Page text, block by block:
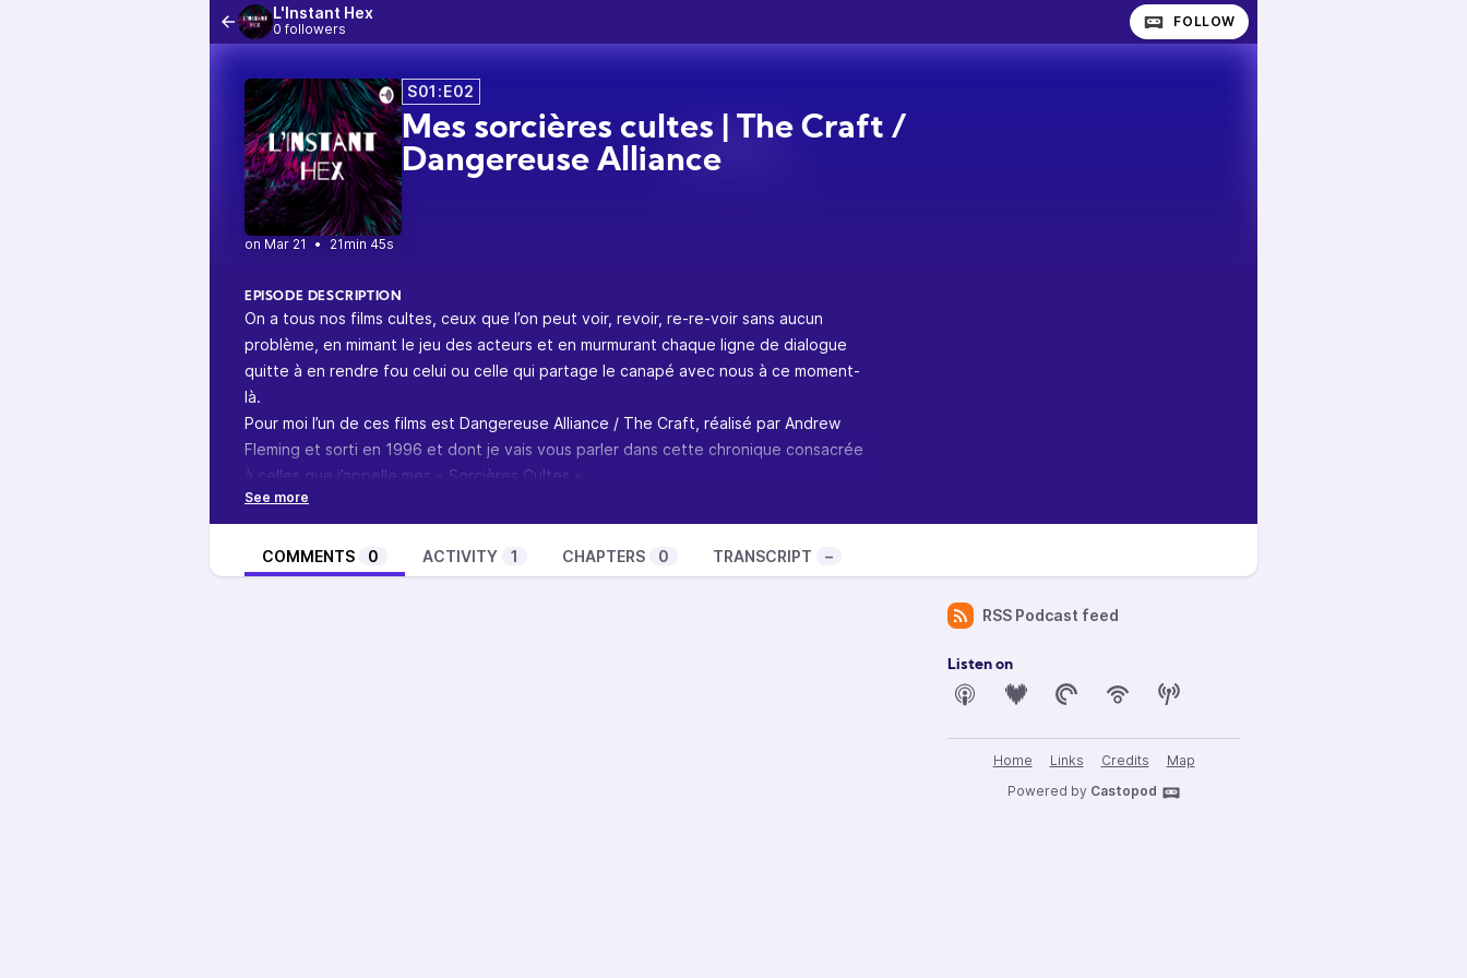
L'Instant Hex
0 followers FOLLOW
S01:E02
Mes sorcières cultes | The Craft /
Dangereuse Alliance
• 21min 45s
EPISODE DESCRIPTION
On a tous nos films cultes, ceux que l’on peut voir, revoir, re-re-voir sans aucun
problème, en mimant le jeu des acteurs et en murmurant chaque ligne de dialogue
quitte à en rendre fou celui ou celle qui partage le canapé avec nous à ce moment-
là.
Pour moi l’un de ces films est Dangereuse Alliance / The Craft, réalisé par Andrew
Fleming et sorti en 1996 et dont je vais vous parler dans cette chronique consacrée
à celles que j’appelle mes « Sorcières Cultes ».
Références :
Terra Femina⁠
⁠Paulette Magazine
⁠Les Inrocks⁠
COMMENTS 0 ACTIVITY 1 CHAPTERS 0 TRANSCRIPT –
RSS Podcast feed
Listen on
Home Links Credits
Map
Powered by Castopod